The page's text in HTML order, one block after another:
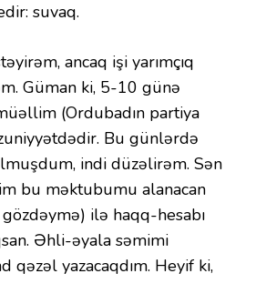
suvaq.
ancaq işi yarımçıq
Güman ki, 5-10 günə
(Ordubadın partiya
Bu günlərdə
indi düzəlirəm. Sən
bu məktubumu alanacan
ilə haqq-hesabı
Əhli-əyala səmimi
qəzəl yazacaqdım. Heyif ki,